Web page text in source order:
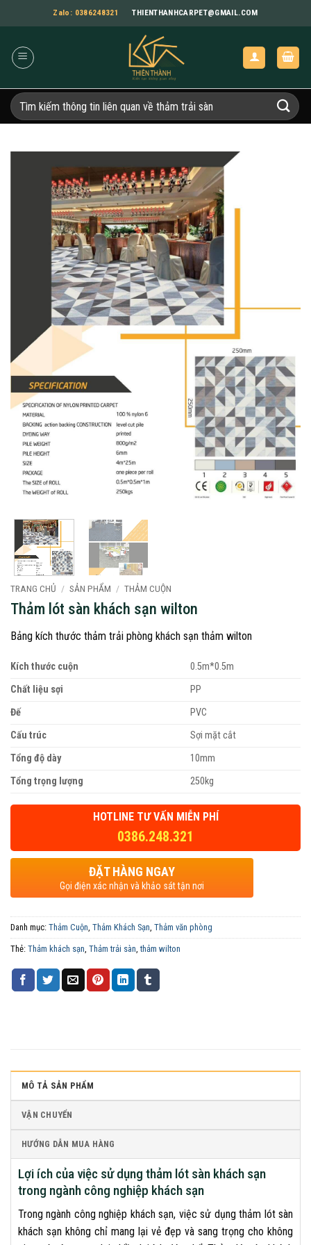
qua
dung
Zalo: 0386248321 THIENTHANHCARPET@GMAIL.COM
Tìm
kiếm:
TRANG CHỦ / SẢN PHẨM / THẢM CUỘN
Thảm lót sàn khách sạn wilton
Bảng kích thước thảm trải phòng khách sạn thảm wilton
Kích thước cuộn
0.5m*0.5m
Chất liệu sợi
PP
Đế
PVC
Cấu trúc
Sợi mặt cắt
Tổng độ dày
10mm
Tổng trọng lượng
250kg
HOTLINE TƯ VẤN MIỄN PHÍ
0386.248.321
ĐẶT HÀNG NGAY
Gọi điện xác nhận và khảo sát tận nơi
Danh mục: Thảm Cuộn Thảm Khách Sạn Thảm văn phòng
Thẻ: Thảm khách sạn Thảm trải sàn ,thảm wilton
MÔ TẢ SẢN PHẨM
VẬN CHUYỂN
HƯỚNG DẪN MUA HÀNG
Lợi ích của việc sử dụng thảm lót sàn khách sạn
trong ngành công nghiệp khách sạn
Trong ngành công nghiệp khách sạn, việc sử dụng thảm lót sàn
khách sạn không chỉ mang lại vẻ đẹp và sang trọng cho không